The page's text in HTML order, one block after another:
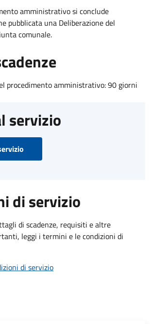
amministrativo si conclude
pubblicata una Deliberazione del
comunale.
procedimento amministrativo: 90 giorni
servizio
di servizio
di scadenze, requisiti e altre
leggi i termini e le condizioni di
di servizio